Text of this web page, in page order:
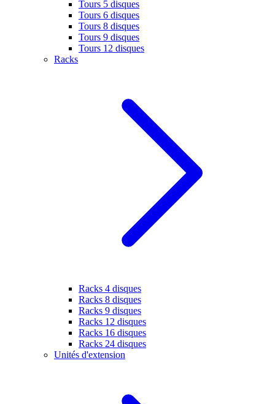
Tours 5 disques
Tours 6 disques
Tours 8 disques
Tours 9 disques
Tours 12 disques
Racks
Racks 4 disques
Racks 8 disques
Racks 9 disques
Racks 12 disques
Racks 16 disques
Racks 24 disques
Unités d'extension